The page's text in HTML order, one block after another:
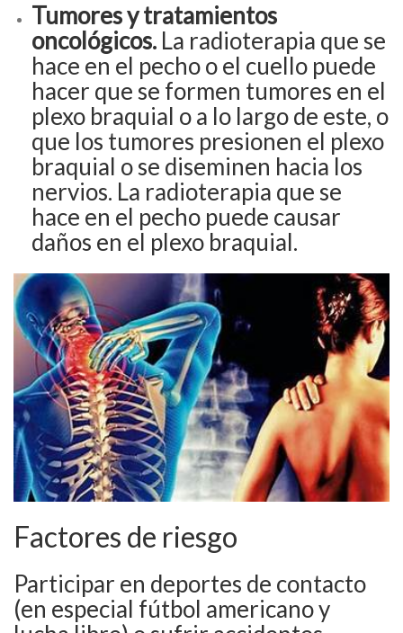
Tumores y tratamientos
oncológicos. La radioterapia que se
hace en el pecho o el cuello puede
hacer que se formen tumores en el
plexo braquial o a lo largo de este, o
que los tumores presionen el plexo
braquial o se diseminen hacia los
nervios. La radioterapia que se
hace en el pecho puede causar
daños en el plexo braquial.
Factores de riesgo
Participar en deportes de contacto
(en especial fútbol americano y